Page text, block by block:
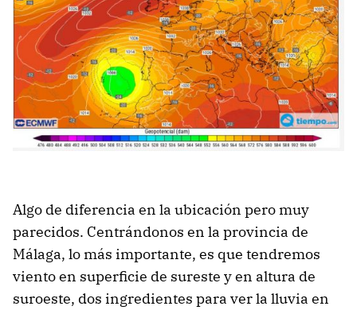
Algo de diferencia en la ubicación pero muy
parecidos. Centrándonos en la provincia de
Málaga, lo más importante, es que tendremos
viento en superficie de sureste y en altura de
suroeste, dos ingredientes para ver la lluvia en